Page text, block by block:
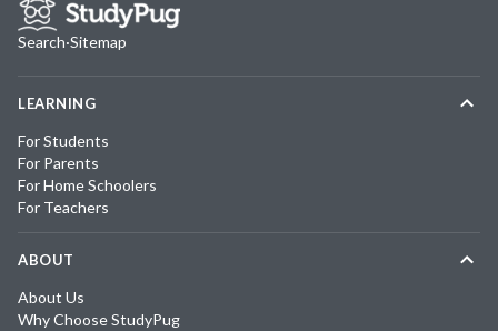
Search·Sitemap
LEARNING
For Students
For Parents
For Home Schoolers
For Teachers
ABOUT
About Us
Why Choose StudyPug